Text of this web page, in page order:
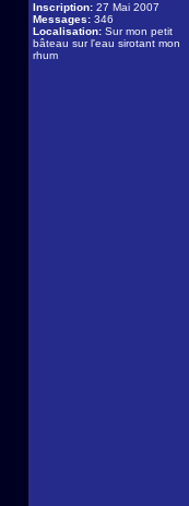
Inscription: 27 Mai 2007
Messages: 346
Localisation: Sur mon petit
bâteau sur l'eau sirotant mon
rhum